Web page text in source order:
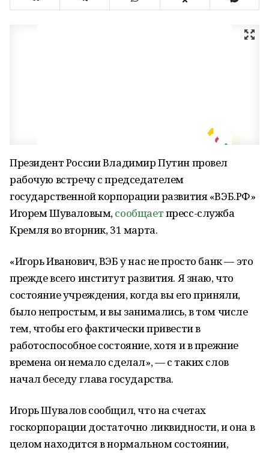
Президент России Владимир Путин провел
рабочую встречу с председателем
государственной корпорации развития «ВЭБ.РФ»
Игорем Шуваловым,сообщаетпресс-служба
Кремля во вторник, 31 марта.
«Игорь Иванович, ВЭБ у нас не просто банк — это
прежде всего институт развития. Я знаю, что
состояние учреждения, когда вы его приняли,
было непростым, и вы занимались, в том числе
тем, чтобы его фактически привести в
работоспособное состояние, хотя и в прежние
времена он немало сделал», — с таких слов
начал беседу глава государства.
Игорь Шувалов сообщил, что на счетах
госкорпорации достаточно ликвидности, и она в
целом находится в нормальном состоянии,